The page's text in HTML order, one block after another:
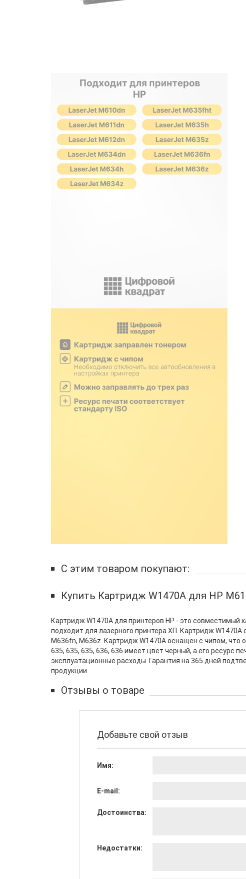
С этим товаром покупают:
Купить Картридж W1470A для HP
Картридж W1470A для принтеров HP - это
подходит для лазерного принтера ХП. Картридж
M636fn, M636z. Картридж W1470A оснащен с чипом, что
635, 635, 635, 636, 636 имеет цвет черный, а его ресурс
эксплуатационные расходы. Гарантия на 365 дней
продукции.
Отзывы о товаре
Добавьте свой отзыв
Имя:
E-mail:
Достоинства:
Недостатки: